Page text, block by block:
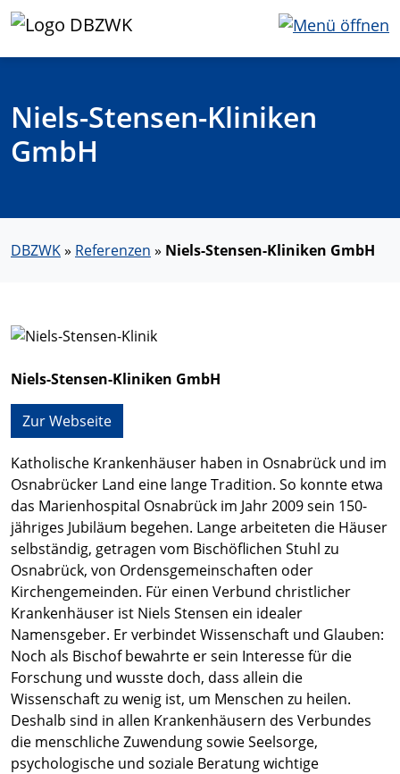
Niels-Stensen-Kliniken
GmbH
DBZWK» Referenzen » Niels-Stensen-Kliniken GmbH
Niels-Stensen-Kliniken GmbH
Zur Webseite
Katholische Krankenhäuser haben in Osnabrück und im
Osnabrücker Land eine lange Tradition. So konnte etwa
das Marienhospital Osnabrück im Jahr 2009 sein 150-
jähriges Jubiläum begehen. Lange arbeiteten die Häuser
selbständig, getragen vom Bischöflichen Stuhl zu
Osnabrück, von Ordensgemeinschaften oder
Kirchengemeinden. Für einen Verbund christlicher
Krankenhäuser ist Niels Stensen ein idealer
Namensgeber. Er verbindet Wissenschaft und Glauben:
Noch als Bischof bewahrte er sein Interesse für die
Forschung und wusste doch, dass allein die
Wissenschaft zu wenig ist, um Menschen zu heilen.
Deshalb sind in allen Krankenhäusern des Verbundes
die menschliche Zuwendung sowie Seelsorge,
psychologische und soziale Beratung wichtige